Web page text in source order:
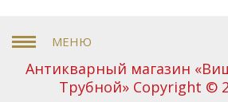
Антикварный магазин
Трубной» Copyright ©